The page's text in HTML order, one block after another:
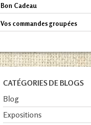
Bon Cadeau
Vos commandes groupées
CATÉGORIES DE BLOGS
Blog
Expositions